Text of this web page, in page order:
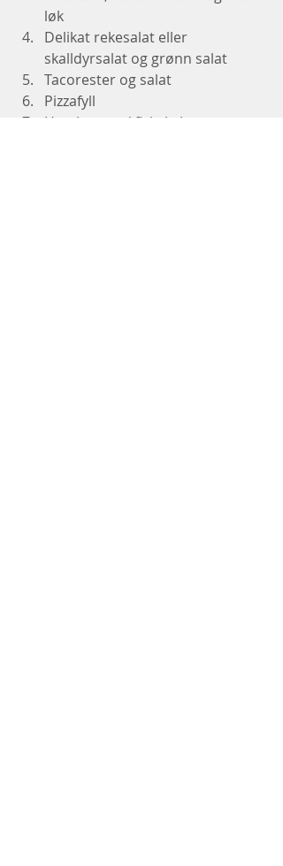
løk
Delikat rekesalat eller
skalldyrsalat og grønn salat
Tacorester og salat
Pizzafyll
Hamburger / fiskekaker